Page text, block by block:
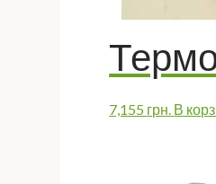
7,155 грн. В